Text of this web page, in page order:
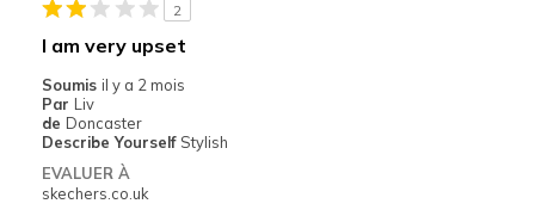
2
I am very upset
Soumis il y a 2 mois
Par Liv
de Doncaster
Describe Yourself Stylish
EVALUER À
skechers.co.uk